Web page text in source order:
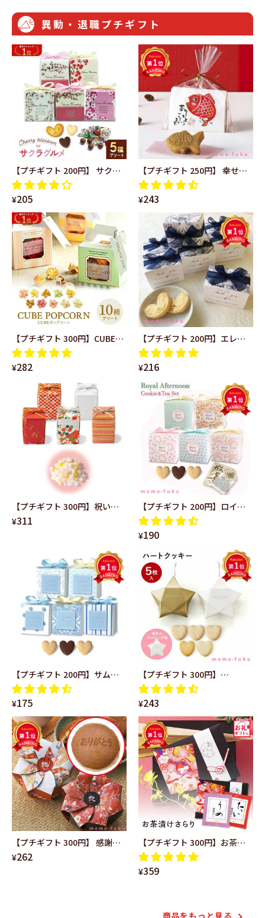
異動・退職プチギフト
【プチギフト 200円】 サクラ
グルメＣＣ（チョコボール） 5
種アソート 箱入り おしゃれ リ
ボン さくら ありがとう 卒業式
卒園式 入学式 お祝い 記念品
¥205
【プチギフト 250円】 幸せあ
げ鯛（まんじゅう） 鯛型 あり
がとう 縁起物 ユニーク かわい
い 笑顔 鈴付き 幸せ 饅頭 お菓
子 和風
¥243
【プチギフト 300円】CUBEポ
ップコーン かわいい カラフル
10種の味 ありがとう お世話に
なりました Thank you タグ
¥282
【プチギフト 200円】エレガ
ンスネイビーＢＯＸハートパ
イ 上品 ネイビーリボン あ
りがとう ハート パイ 退
職 結婚式 ご挨拶 かわい
¥216
【プチギフト 300円】祝い結
び単品 結婚式 二次会 産休 退職
美味しい お礼の品 ありがとう
金平糖 ギフト ちょっとしたお
礼 職場 和風 パッケージ
¥311
【プチギフト 200円】ロイヤ
ルアフタヌーンティー＆クッ
キー かわいい ハート 5種
類 クッキー 紅茶 ありが
とう 感謝 退職 結婚式
お礼
¥190
【プチギフト 200円】サムシ
ングブルー単品 ギフト お礼 プ
レゼント 嬉しい お菓子 結婚式
贈り物 500円 雑貨 ちょっとし
た 大人 かわいい 結婚祝い 二次
会
¥175
【プチギフト 300円】
DOLCESTA（ハートクッキ
ー）単品 結婚式 クリスマス お
菓子 子供 クリスマスプレゼン
ト おしゃれ ありがとう クリス
マス会 プレゼント 嬉しかった
¥243
【プチギフト 300円】 感謝の
どら焼き ありがとう 感謝 笑顔
¥262
【プチギフト 300円】お茶漬
けさらり 純和風 うめ 鯛
退職 結婚式 ありがとう 上
¥359
商品をもっと⾒る